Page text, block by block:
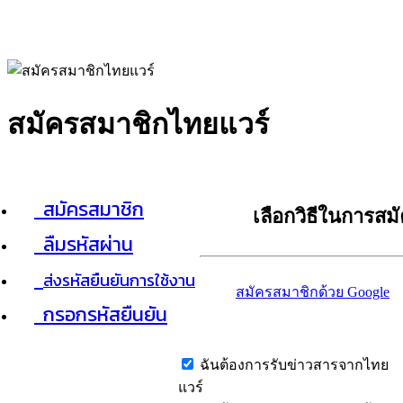
สมัครสมาชิกไทยแวร์
สมัครสมาชิก
ลืมรหัสผ่าน
ส่งรหัสยืนยันการใช้งาน
กรอกรหัสยืนยัน
เลือกวิธีในการส
สมัครสมาชิกด้วย Google
ฉันต้องการรับข่าวสารจากไทย
แวร์